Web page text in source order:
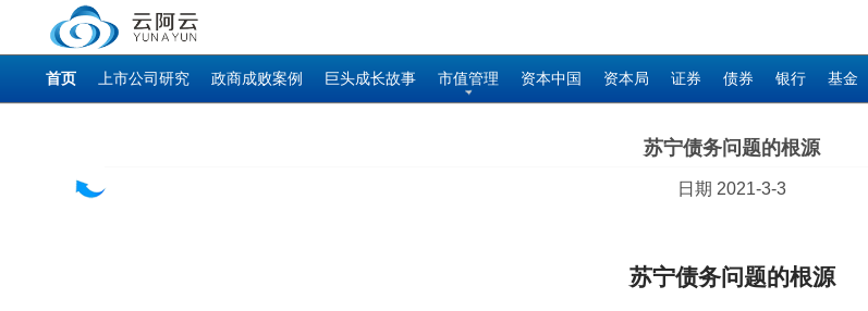
首页 上市公司研究 政商成败案例 巨头成长故事 市值管理 资本中国 资本局 证券 债券 银行 基金
苏宁债务问题的根源
日期 2021-3-3
苏宁债务问题的根源